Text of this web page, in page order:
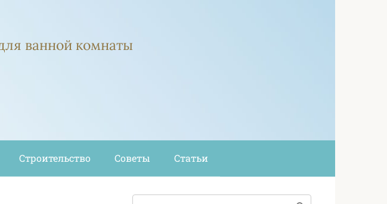
ванной комнаты
Строительство Советы Статьи